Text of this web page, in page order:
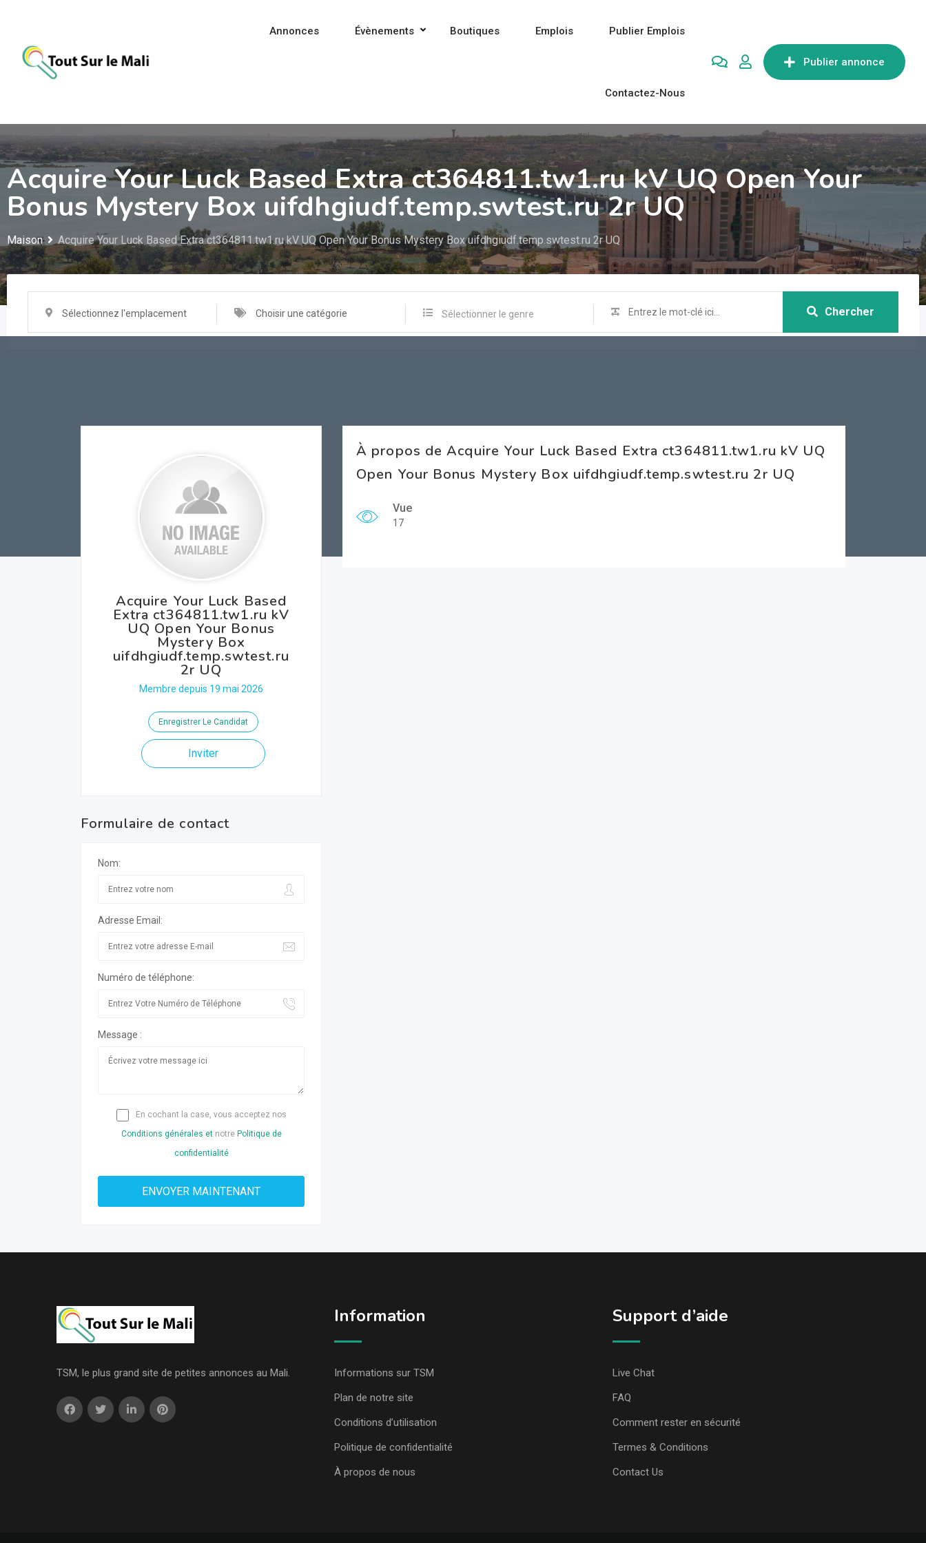
contenu
Publier annonce
Annonces Évènements Boutiques Emplois Publier Emplois
Contactez-Nous
Acquire Your Luck Based Extra ct364811.tw1.ru kV UQ Open Your
Bonus Mystery Box uifdhgiudf.temp.swtest.ru 2r UQ
Maison Acquire Your Luck Based Extra ct364811.tw1.ru kV UQ Open Your Bonus Mystery Box uifdhgiudf.temp.swtest.ru 2r UQ
Sélectionnez l'emplacement Choisir une catégorie Sélectionner le genre Chercher
Acquire Your Luck Based
Extra ct364811.tw1.ru kV
UQ Open Your Bonus
Mystery Box
uifdhgiudf.temp.swtest.ru
2r UQ
Membre depuis 19 mai 2026
Enregistrer Le Candidat
Inviter
Formulaire de contact
Nom:
Adresse Email:
Numéro de téléphone:
Message :
En cochant la case, vous acceptez nos
Conditions générales etnotre Politique de
confidentialité
À propos de Acquire Your Luck Based Extra ct364811.tw1.ru kV UQ
Open Your Bonus Mystery Box uifdhgiudf.temp.swtest.ru 2r UQ
Vue
17
TSM, le plus grand site de petites annonces au Mali.
Information
Informations sur TSM
Plan de notre site
Conditions d’utilisation
Politique de confidentialité
À propos de nous
Support d’aide
Live Chat
FAQ
Comment rester en sécurité
Termes & Conditions
Contact Us